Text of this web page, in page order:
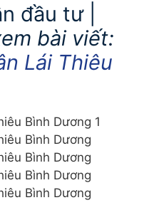
đầu tư |
bài viết:
Lái Thiêu